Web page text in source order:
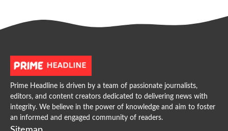
Prime Headline is driven by a team of passionate journalists,
editors, and content creators dedicated to delivering news with
integrity. We believe in the power of knowledge and aim to foster
an informed and engaged community of readers.